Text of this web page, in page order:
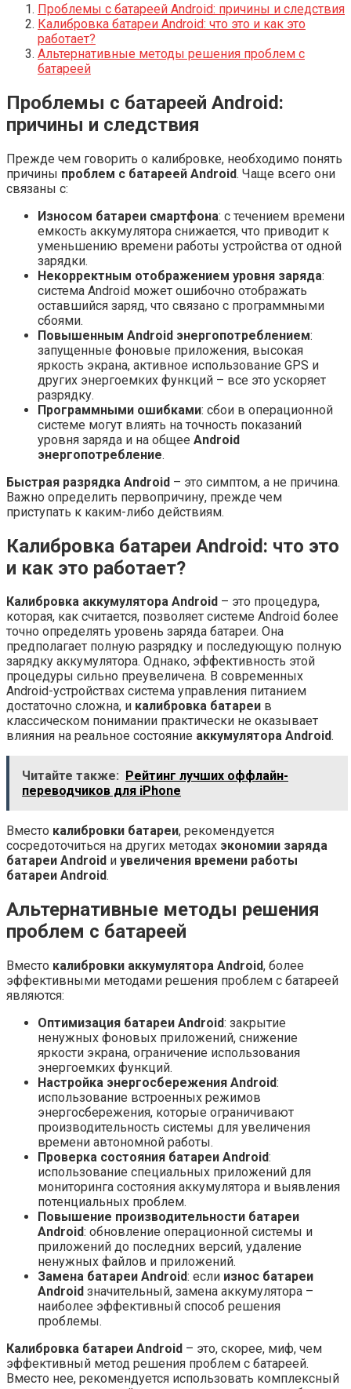
Проблемы с батареей Android: причины и следствия
Калибровка батареи Android: что это и как это
работает?
Альтернативные методы решения проблем с
батареей
Проблемы с батареей Android:
причины и следствия
Прежде чем говорить о калибровке, необходимо понять
причины проблем с батареей Android. Чаще всего они
связаны с:
Износом батареи смартфона: с течением времени
емкость аккумулятора снижается, что приводит к
уменьшению времени работы устройства от одной
зарядки.
Некорректным отображением уровня заряда:
система Android может ошибочно отображать
оставшийся заряд, что связано с программными
сбоями.
Повышенным Android энергопотреблением:
запущенные фоновые приложения, высокая
яркость экрана, активное использование GPS и
других энергоемких функций – все это ускоряет
разрядку.
Программными ошибками: сбои в операционной
системе могут влиять на точность показаний
уровня заряда и на общее Android
энергопотребление.
Быстрая разрядка Android – это симптом, а не причина.
Важно определить первопричину, прежде чем
приступать к каким-либо действиям.
Калибровка батареи Android: что это
и как это работает?
Калибровка аккумулятора Android – это процедура,
которая, как считается, позволяет системе Android более
точно определять уровень заряда батареи. Она
предполагает полную разрядку и последующую полную
зарядку аккумулятора. Однако, эффективность этой
процедуры сильно преувеличена. В современных
Android-устройствах система управления питанием
достаточно сложна, и калибровка батареи в
классическом понимании практически не оказывает
влияния на реальное состояние аккумулятора Android.
Читайте также:
Рейтинг лучших оффлайн-
переводчиков для iPhone
Вместо калибровки батареи, рекомендуется
сосредоточиться на других методах экономии заряда
батареи Android и увеличения времени работы
батареи Android.
Альтернативные методы решения
проблем с батареей
Вместо калибровки аккумулятора Android, более
эффективными методами решения проблем с батареей
являются:
Оптимизация батареи Android: закрытие
ненужных фоновых приложений, снижение
яркости экрана, ограничение использования
энергоемких функций.
Настройка энергосбережения Android:
использование встроенных режимов
энергосбережения, которые ограничивают
производительность системы для увеличения
времени автономной работы.
Проверка состояния батареи Android:
использование специальных приложений для
мониторинга состояния аккумулятора и выявления
потенциальных проблем.
Повышение производительности батареи
Android: обновление операционной системы и
приложений до последних версий, удаление
ненужных файлов и приложений.
Замена батареи Android: если износ батареи
Android значительный, замена аккумулятора –
наиболее эффективный способ решения
проблемы.
Калибровка батареи Android – это, скорее, миф, чем
эффективный метод решения проблем с батареей.
Вместо нее, рекомендуется использовать комплексный